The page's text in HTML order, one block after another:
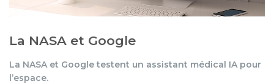
La NASA et Google
La NASA et Google testent un assistant médical IA pour
l’espace.